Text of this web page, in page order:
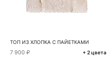
ТОП ИЗ ХЛОПКА С ПАЙЕТКАМИ
7 900 ₽ + 2 цвета